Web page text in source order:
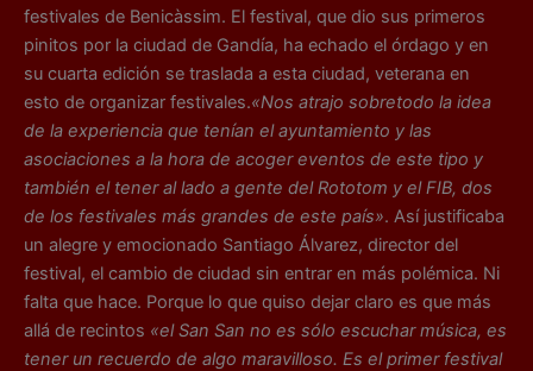
festivales de Benicàssim. El festival, que dio sus primeros
pinitos por la ciudad de Gandía, ha echado el órdago y en
su cuarta edición se traslada a esta ciudad, veterana en
esto de organizar festivales.«Nos atrajo sobretodo la idea
de la experiencia que tenían el ayuntamiento y las
asociaciones a la hora de acoger eventos de este tipo y
también el tener al lado a gente del Rototom y el FIB, dos
de los festivales más grandes de este país». Así justificaba
un alegre y emocionado Santiago Álvarez, director del
festival, el cambio de ciudad sin entrar en más polémica. Ni
falta que hace. Porque lo que quiso dejar claro es que más
allá de recintos «el San San no es sólo escuchar música, es
tener un recuerdo de algo maravilloso. Es el primer festival